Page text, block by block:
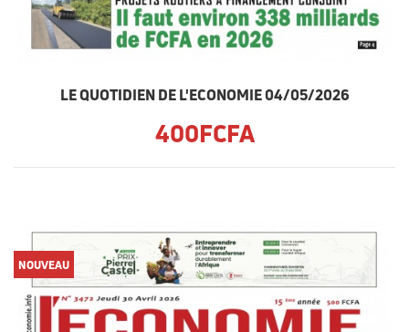
LE QUOTIDIEN DE L'ECONOMIE 04/05/2026
400FCFA
NOUVEAU